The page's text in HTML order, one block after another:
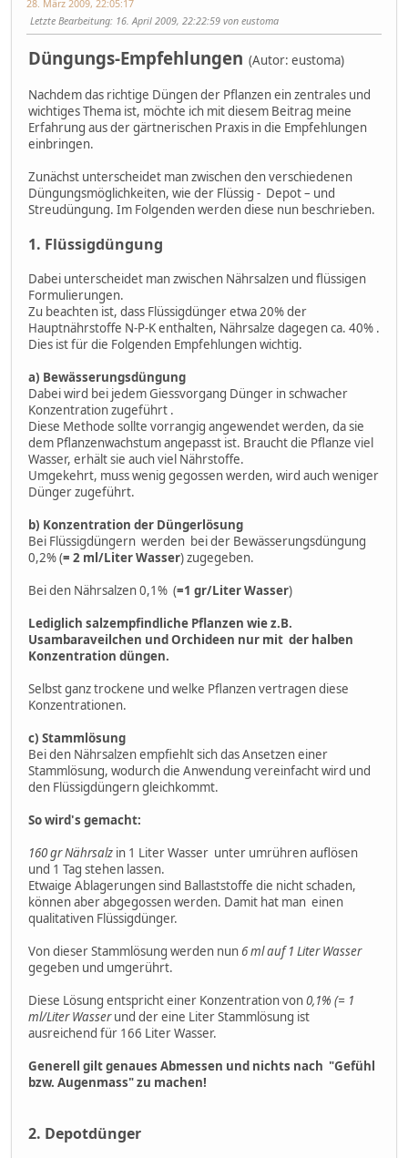
28. März 2009, 22:05:17
Letzte Bearbeitung: 16. April 2009, 22:22:59 von eustoma
Düngungs-Empfehlungen (Autor: eustoma)
Nachdem das richtige Düngen der Pflanzen ein zentrales und
wichtiges Thema ist, möchte ich mit diesem Beitrag meine
Erfahrung aus der gärtnerischen Praxis in die Empfehlungen
einbringen.
Zunächst unterscheidet man zwischen den verschiedenen
Düngungsmöglichkeiten, wie der Flüssig - Depot – und
Streudüngung. Im Folgenden werden diese nun beschrieben.
1. Flüssigdüngung
Dabei unterscheidet man zwischen Nährsalzen und flüssigen
Formulierungen.
Zu beachten ist, dass Flüssigdünger etwa 20% der
Hauptnährstoffe N-P-K enthalten, Nährsalze dagegen ca. 40% .
Dies ist für die Folgenden Empfehlungen wichtig.
a) Bewässerungsdüngung
Dabei wird bei jedem Giessvorgang Dünger in schwacher
Konzentration zugeführt .
Diese Methode sollte vorrangig angewendet werden, da sie
dem Pflanzenwachstum angepasst ist. Braucht die Pflanze viel
Wasser, erhält sie auch viel Nährstoffe.
Umgekehrt, muss wenig gegossen werden, wird auch weniger
Dünger zugeführt.
b) Konzentration der Düngerlösung
Bei Flüssigdüngern werden bei der Bewässerungsdüngung
0,2% (= 2 ml/Liter Wasser) zugegeben.
Bei den Nährsalzen 0,1% (=1 gr/Liter Wasser)
Lediglich salzempfindliche Pflanzen wie z.B.
Usambaraveilchen und Orchideen nur mit der halben
Konzentration düngen.
Selbst ganz trockene und welke Pflanzen vertragen diese
Konzentrationen.
c) Stammlösung
Bei den Nährsalzen empfiehlt sich das Ansetzen einer
Stammlösung, wodurch die Anwendung vereinfacht wird und
den Flüssigdüngern gleichkommt.
So wird's gemacht:
160 gr Nährsalz in 1 Liter Wasser unter umrühren auflösen
und 1 Tag stehen lassen.
Etwaige Ablagerungen sind Ballaststoffe die nicht schaden,
können aber abgegossen werden. Damit hat man einen
qualitativen Flüssigdünger.
Von dieser Stammlösung werden nun 6 ml auf 1 Liter Wasser
gegeben und umgerührt.
Diese Lösung entspricht einer Konzentration von0,1% (= 1
ml/Liter Wasserund der eine Liter Stammlösung ist
ausreichend für 166 Liter Wasser.
Generell gilt genaues Abmessen und nichts nach "Gefühl
bzw. Augenmass" zu machen!
2. Depotdünger